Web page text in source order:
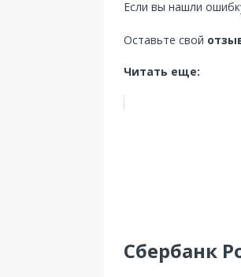
Если вы нашли
Оставьте свой
Читать еще:
Сбербанк